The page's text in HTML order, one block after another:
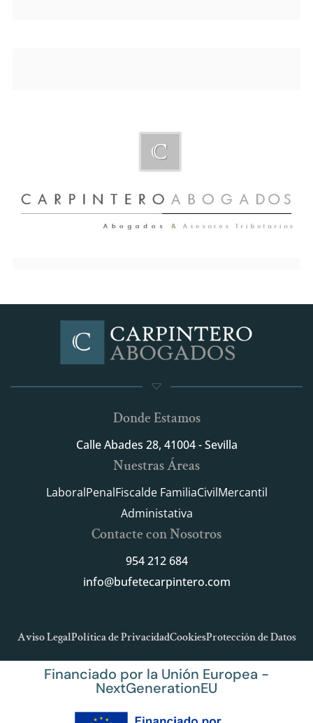
Donde Estamos
Calle Abades 28, 41004 - Sevilla
Nuestras Áreas
LaboralPenalFiscalde FamiliaCivilMercantil
Administativa
Contacte con Nosotros
954 212 684
info@bufetecarpintero.com
Aviso LegalPolítica de PrivacidadCookiesProtección de Datos
Financiado por la Unión Europea -
NextGenerationEU